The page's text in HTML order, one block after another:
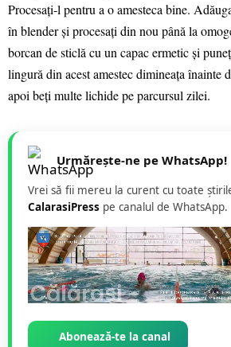
Procesați-l pentru a o amesteca bine.
în blender și procesați din nou până la
borcan de sticlă cu un capac ermetic și
lingură din acest amestec dimineața înainte
apoi beți multe lichide pe parcursul zilei.
Urmărește-ne pe WhatsApp!
Vrei să fii mereu la curent cu toate
CalarasiPress pe canalul de WhatsApp.
Abonează-te la canal